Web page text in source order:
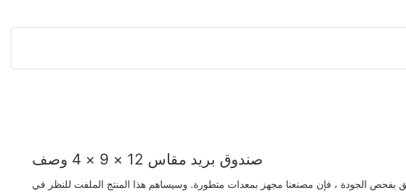
صندوق بريد مقاس 12 × 9 × 4 وصف
بفحص الجودة ، فإن مصنعنا مجهز بمعدات متطورة. وسيساهم هذا المنتج الملفت للنظر في